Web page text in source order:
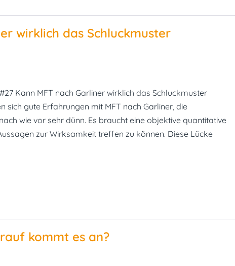
wirklich das Schluckmuster
Kann MFT nach Garliner wirklich das Schluckmuster
sich gute Erfahrungen mit MFT nach Garliner, die
wie vor sehr dünn. Es braucht eine objektive quantitative
zur Wirksamkeit treffen zu können. Diese Lücke
kommt es an?